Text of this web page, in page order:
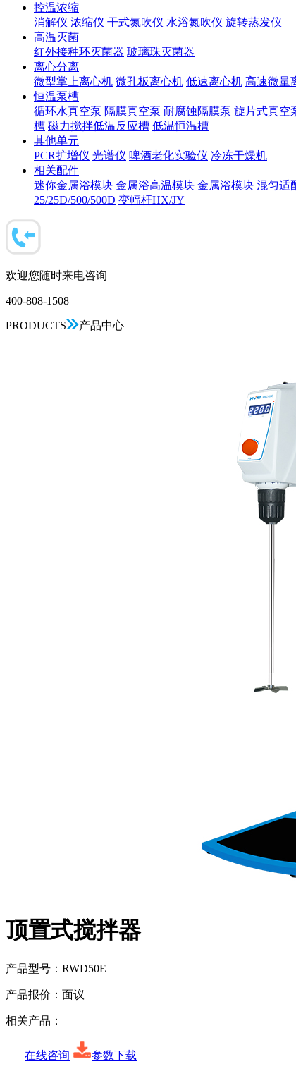
控温浓缩
消解仪 浓缩仪 干式氮吹仪 水浴氮吹仪 旋转蒸发仪
高温灭菌
红外接种环灭菌器 玻璃珠灭菌器
离心分离
微型掌上离心机 微孔板离心机 低速离心机 高速微量
恒温泵槽
循环水真空泵 隔膜真空泵 耐腐蚀隔膜泵 旋片式真空
槽 磁力搅拌低温反应槽 低温恒温槽
其他单元
PCR扩增仪 光谱仪 啤酒老化实验仪 冷冻干燥机
相关配件
迷你金属浴模块 金属浴高温模块 金属浴模块 混匀适
25/25D/500/500D 变幅杆HX/JY
欢迎您随时来电咨询
400-808-1508
PRODUCTS 产品中心
顶置式搅拌器
产品型号： RWD50E
产品报价： 面议
相关产品：
在线咨询 参数下载